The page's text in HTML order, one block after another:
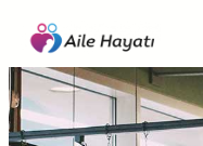
İçeriğe
geç